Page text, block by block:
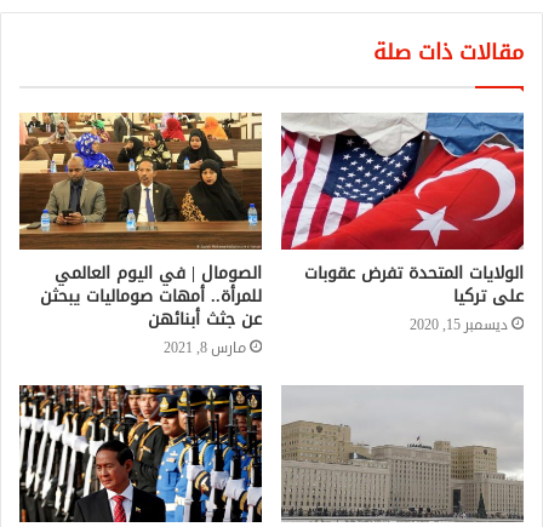
مقالات ذات صلة
الولايات المتحدة تفرض عقوبات
على تركيا
ديسمبر 15, 2020
الصومال | في اليوم العالمي
للمرأة.. أمهات صوماليات يبحثن
عن جثث أبنائهن
مارس 8, 2021